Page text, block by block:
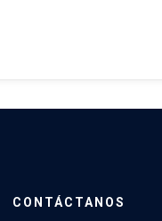
CONTÁCTANOS